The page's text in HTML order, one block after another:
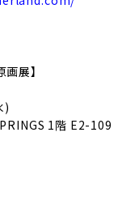
展】
)
1階 E2-109